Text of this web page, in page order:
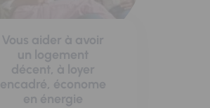
Vous aider à avoir
un logement
décent, à loyer
encadré, économe
en énergie